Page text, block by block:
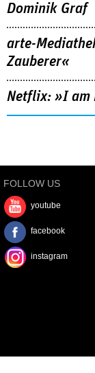
Dominik Graf
arte-
Zauberer«
Netflix: »I am
FOLLOW US
youtube
facebook
instagram